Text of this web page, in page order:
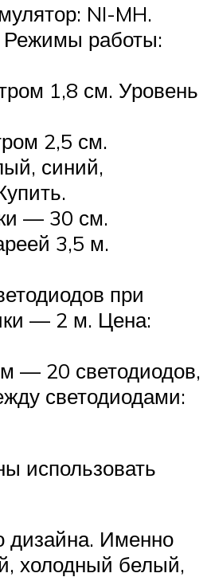
NI-MH.
Режимы работы:
1,8 см. Уровень
2,5 см.
синий,
— 30 см.
3,5 м.
при
— 2 м. Цена:
— 20 светодиодов,
светодиодами:
использовать
дизайна. Именно
холодный белый,